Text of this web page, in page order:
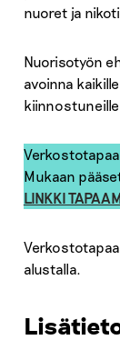
nuoret ja
Nuorisotyön
avoinna
kiinnostuneille
Mukaan
LINKKI
alustalla.